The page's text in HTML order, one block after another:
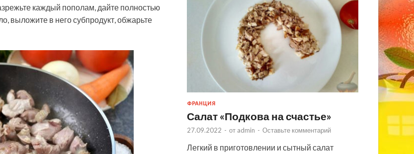
каждый пополам, дайте полностью
выложите в него субпродукт, обжарьте
ФРАНЦИЯ
Салат «Подкова на счастье»
27.09.2022 - от admin - Оставьте комментарий
Легкий в приготовлении и сытный салат